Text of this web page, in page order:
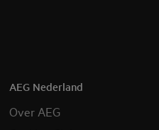
AEG Nederland
Over AEG